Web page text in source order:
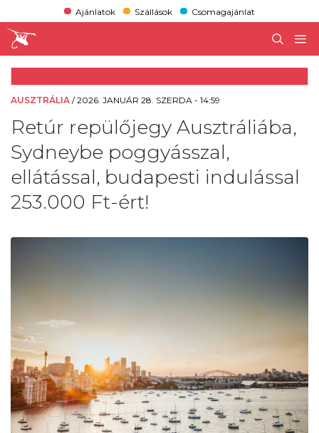
Ajánlatok Szállások Csomagajánlat
AUSZTRÁLIA /2026. JANUÁR 28. SZERDA - 14:59
Retúr repülőjegy Ausztráliába,
Sydneybe poggyásszal,
ellátással, budapesti indulással
253.000 Ft-ért!